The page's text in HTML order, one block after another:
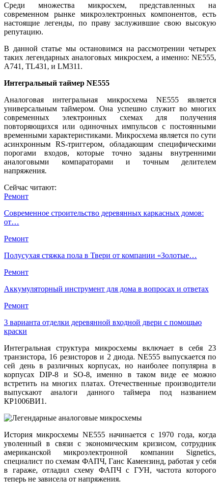
Среди множества микросхем, представленных на
современном рынке микроэлектронных компонентов, есть
настоящие легенды, по праву заслужившие свою высокую
репутацию.
В данной статье мы остановимся на рассмотрении четырех
таких легендарных аналоговых микросхем, а именно: NE555,
A741, TL431, и LM311.
Интегральный таймер NE555
Аналоговая интегральная микросхема NE555 является
универсальным таймером. Она успешно служит во многих
современных электронных схемах для получения
повторяющихся или одиночных импульсов с постоянными
временными характеристиками. Микросхема является по сути
асинхронным RS-триггером, обладающим специфическими
порогами входов, которые точно заданы внутренними
аналоговыми компараторами и точным делителем
напряжения.
Сейчас читают:
Ремонт
Современное строительство деревянных каркасных домов:
от…
Ремонт
Полусухая стяжка пола в Твери от компании «Золотые…
Ремонт
Аккумуляторный инструмент для дома в вопросах и ответах
Ремонт
3 варианта отделки деревянной входной двери с помощью
краски
Интегральная структура микросхемы включает в себя 23
транзистора, 16 резисторов и 2 диода. NE555 выпускается по
сей день в различных корпусах, но наиболее популярна в
корпусах DIP-8 и SO-8, именно в таком виде ее можно
встретить на многих платах. Отечественные производители
выпускают аналоги данного таймера под названием
КР1006ВИ1.
История микросхемы NE555 начинается с 1970 года, когда
уволенный в связи с экономическим кризисом, сотрудник
американской микроэлектронной компании Signetics,
специалист по схемам ФАПЧ, Ганс Камензинд, работая у себя
в гараже, отладил схему ФАПЧ с ГУН, частота которого
теперь не зависела от напряжения.